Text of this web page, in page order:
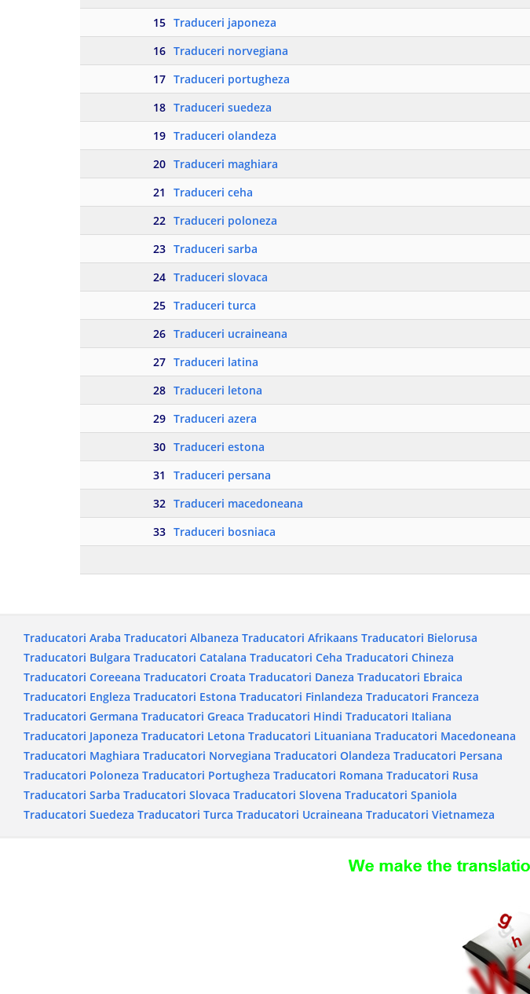
15 Traduceri japoneza
16 Traduceri norvegiana
17 Traduceri portugheza
18 Traduceri suedeza
19 Traduceri olandeza
20 Traduceri maghiara
21
Traduceri ceha
22 Traduceri poloneza
23 Traduceri sarba
24 Traduceri slovaca
25 Traduceri turca
26 Traduceri ucraineana
27 Traduceri latina
28 Traduceri letona
29 Traduceri azera
30 Traduceri estona
31
Traduceri persana
32 Traduceri macedoneana
33 Traduceri bosniaca
Traducatori Araba Traducatori Albaneza Traducatori Afrikaans Traducatori Bielorusa
Traducatori Bulgara Traducatori Catalana Traducatori Ceha Traducatori Chineza
Traducatori Coreeana Traducatori Croata Traducatori Daneza Traducatori Ebraica
Traducatori Engleza Traducatori Estona Traducatori Finlandeza Traducatori Franceza
Traducatori Germana Traducatori Greaca Traducatori Hindi Traducatori Italiana
Traducatori Japoneza Traducatori Letona Traducatori Lituaniana Traducatori Macedoneana
Traducatori Maghiara Traducatori Norvegiana Traducatori Olandeza Traducatori Persana
Traducatori Poloneza Traducatori Portugheza Traducatori Romana Traducatori Rusa
Traducatori Sarba Traducatori Slovaca Traducatori Slovena Traducatori Spaniola
Traducatori Suedeza Traducatori Turca Traducatori Ucraineana Traducatori Vietnameza